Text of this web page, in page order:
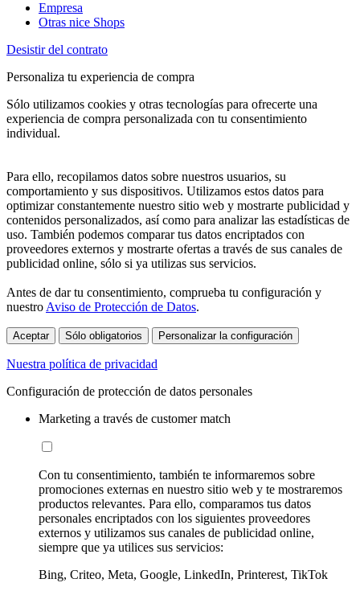
Empresa
Otras nice Shops
Desistir del contrato
Personaliza tu experiencia de compra
Sólo utilizamos cookies y otras tecnologías para ofrecerte una
experiencia de compra personalizada con tu consentimiento
individual.
Para ello, recopilamos datos sobre nuestros usuarios, su
comportamiento y sus dispositivos. Utilizamos estos datos para
optimizar constantemente nuestro sitio web y mostrarte publicidad y
contenidos personalizados, así como para analizar las estadísticas de
uso. También podemos comparar tus datos encriptados con
proveedores externos y mostrarte ofertas a través de sus canales de
publicidad online, sólo si ya utilizas sus servicios.
Antes de dar tu consentimiento, comprueba tu configuración y
nuestro Aviso de Protección de Datos.
Aceptar Sólo obligatorios Personalizar la configuración
Nuestra política de privacidad
Configuración de protección de datos personales
Marketing a través de customer match
Con tu consentimiento, también te informaremos sobre
promociones externas en nuestro sitio web y te mostraremos
productos relevantes. Para ello, comparamos tus datos
personales encriptados con los siguientes proveedores
externos y utilizamos sus canales de publicidad online,
siempre que ya utilices sus servicios:
Bing, Criteo, Meta, Google, LinkedIn, Printerest, TikTok